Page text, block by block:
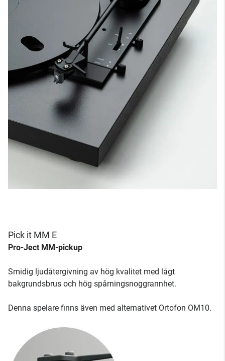
Pick it MM E
Pro-Ject MM-pickup
Smidig ljudåtergivning av hög kvalitet med lågt
bakgrundsbrus och hög spårningsnoggrannhet.
Denna spelare finns även med alternativet Ortofon OM10.